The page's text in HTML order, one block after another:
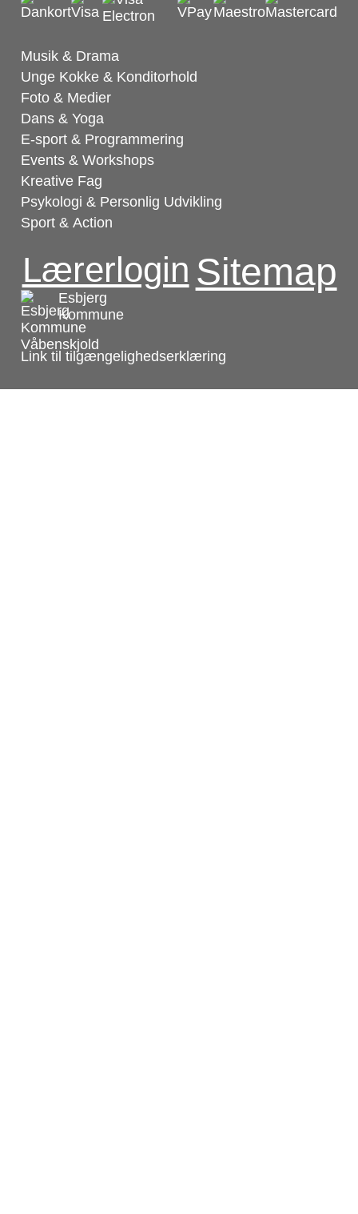
Musik & Drama
Unge Kokke & Konditorhold
Foto & Medier
Dans & Yoga
E-sport & Programmering
Events & Workshops
Kreative Fag
Psykologi & Personlig Udvikling
Sport & Action
Sitemap
Lærerlogin
Esbjerg
Kommune
Link til tilgængelighedserklæring